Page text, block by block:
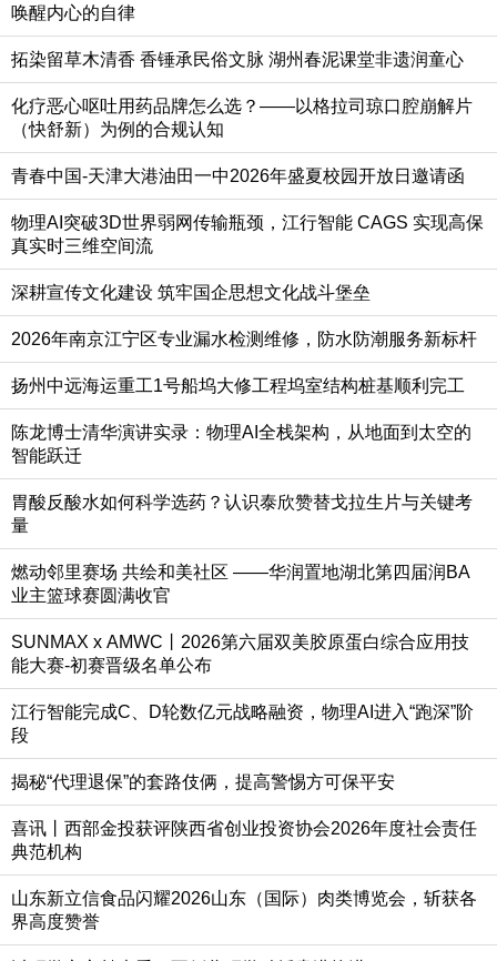
唤醒内心的自律
拓染留草木清香 香锤承民俗文脉 湖州春泥课堂非遗润童心
化疗恶心呕吐用药品牌怎么选？——以格拉司琼口腔崩解片
（快舒新）为例的合规认知
青春中国-天津大港油田一中2026年盛夏校园开放日邀请函
物理AI突破3D世界弱网传输瓶颈，江行智能 CAGS 实现高保
真实时三维空间流
深耕宣传文化建设 筑牢国企思想文化战斗堡垒
2026年南京江宁区专业漏水检测维修，防水防潮服务新标杆
扬州中远海运重工1号船坞大修工程坞室结构桩基顺利完工
陈龙博士清华演讲实录：物理AI全栈架构，从地面到太空的
智能跃迁
胃酸反酸水如何科学选药？认识泰欣赞替戈拉生片与关键考
量
燃动邻里赛场 共绘和美社区 ——华润置地湖北第四届润BA
业主篮球赛圆满收官
SUNMAX x AMWC丨2026第六届双美胶原蛋白综合应用技
能大赛-初赛晋级名单公布
江行智能完成C、D轮数亿元战略融资，物理AI进入“跑深”阶
段
揭秘“代理退保”的套路伎俩，提高警惕方可保平安
喜讯丨西部金投获评陕西省创业投资协会2026年度社会责任
典范机构
山东新立信食品闪耀2026山东（国际）肉类博览会，斩获各
界高度赞誉